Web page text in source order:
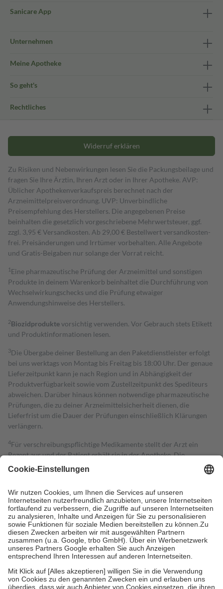
Sanicare App
Unternehmen
Meine Apotheke
So geht's
Rechtliches
Widerruf erklären
Zu Risiken und Nebenwirkungen lesen Sie die Packungsbeilage und
fragen Sie Ihre Ärztin, Ihren Arzt oder in Ihrer Apotheke. AVP:
Üblicher Apothekenverkaufspreis berechnet nach der
Arzneimittelpreisverordnung. UVP: Unverbindliche
Preisempfehlung des Herstellers. Die angegebenen Preise
beinhalten die gesetzlich vorgeschriebene Mehrwertsteuer, ggf.
zzgl. 3,95 € Versandkosten. Ab 29,00 € Bestell­wert versand­kosten­
frei. Preisänderungen und Irrtümer vorbehalten. Alle Angebote
und Gratis-Beigaben nur solange der Vorrat reicht.
1 Eine pharmazeutische Prüfung der Arzneimittel und sonstigen
Produkte in deinem Warenkorb beinhaltet die Durchführung von
Wechselwirkungschecks und die Prüfung etwaiger
Anwendungshinweise des Herstellers.
2Biozidproduktevorsichtig verwenden. Vor Gebrauch stets Etikett
und Produktinformationen lesen.
3Die Übergabe deiner Bestellung an den Paketdienstleister erfolgt
bei uns werktags von Montag bis Freitag bis 18:00 Uhr. Der genaue
Lieferzeitpunkt kann je nach Region und in Abhängigkeit der
Produktverfügbarkeit sowie vom Zustellzeitpunkt des Spediteurs
abweichen. Darüber hinaus können notwendige pharmazeutische
Prüfungen, die zu deiner Arzneimittelsicherheit dienen, die
Lieferfrist um die Dauer der Prüfungen einschließlich Klärungen
verlängern.
4Für verschreibungspflichtige Medikamente stellt der Arzt ein
Rezept aus und der Patient erhält sie in der Apotheke. Die
gesetzliche Krankenversicherung übernimmt in der Regel die
Kosten dafür, der Versicherte trägt einen Teil davon als Zuzahlung
Grundsätzlich leisten Mitglieder Zuzahlungen in Höhe von zehn
Prozent des Abgabepreises,mindestens jedochfünf Euround
höchstens zehn Euro.Es sind jedoch nie mehr als die tatsächlichen
Kosten der Leistung zu entrichten.
Diese Regeln gelten grundsätzlich auch für Online-Apotheken.
Bei Heilmitteln und häuslicher Krankenpflege beträgt die
Zuzahlung zehn Prozent der Kosten sowie zehn Euro je
Verordnung.
Um das Engagement der Versicherten für ihre eigene Gesundheit zu